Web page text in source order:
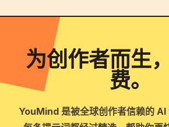
为创作者而生
费。
YouMind 是被全球创作者信赖的 AI